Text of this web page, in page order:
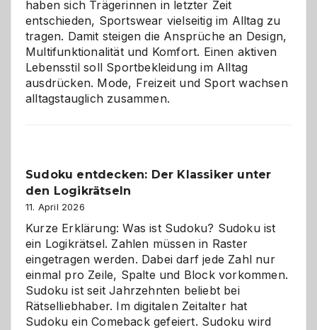
haben sich Trägerinnen in letzter Zeit
entschieden, Sportswear vielseitig im Alltag zu
tragen. Damit steigen die Ansprüche an Design,
Multifunktionalität und Komfort. Einen aktiven
Lebensstil soll Sportbekleidung im Alltag
ausdrücken. Mode, Freizeit und Sport wachsen
alltagstauglich zusammen.
Sudoku entdecken: Der Klassiker unter
den Logikrätseln
11. April 2026
Kurze Erklärung: Was ist Sudoku? Sudoku ist
ein Logikrätsel. Zahlen müssen in Raster
eingetragen werden. Dabei darf jede Zahl nur
einmal pro Zeile, Spalte und Block vorkommen.
Sudoku ist seit Jahrzehnten beliebt bei
Rätselliebhaber. Im digitalen Zeitalter hat
Sudoku ein Comeback gefeiert. Sudoku wird